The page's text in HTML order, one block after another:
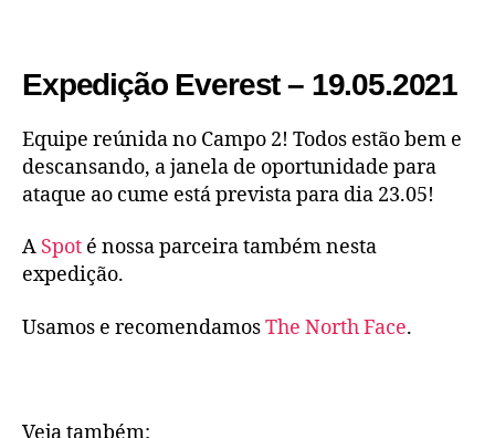
Expedição Everest – 19.05.2021
Equipe reúnida no Campo 2! Todos estão bem e
descansando, a janela de oportunidade para
ataque ao cume está prevista para dia 23.05!
A Spot é nossa parceira também nesta
expedição.
Usamos e recomendamosThe North Face.
Veja também: